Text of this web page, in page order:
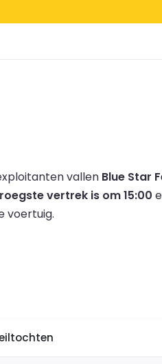
vallen Blue Star
vertrek is om 15:00
voertuig.